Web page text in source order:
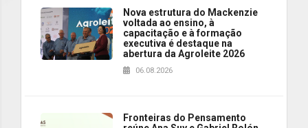
Nova estrutura do Mackenzie
voltada ao ensino, à
capacitação e à formação
executiva é destaque na
abertura da Agroleite 2026
06.08.2026
Fronteiras do Pensamento